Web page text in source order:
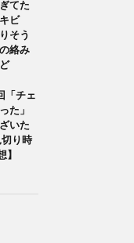
てた
ビ
そう
絡み
「チェ
た」
いた
り時